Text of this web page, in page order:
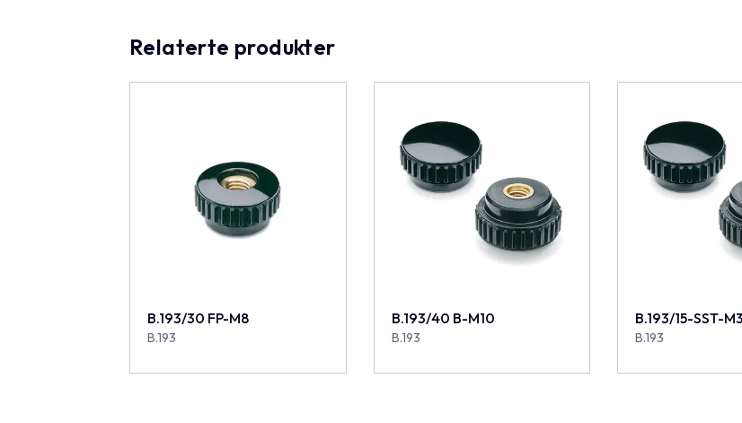
Relaterte produkter
B.193/30 FP-M8
B.193
B.193/40 B-M10
B.193
B.193/15-SST-M3
B.193